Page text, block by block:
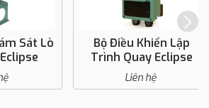
Sát Lò
Bộ Điều Khiển Lập
Trình Quay Eclipse
Liên hệ